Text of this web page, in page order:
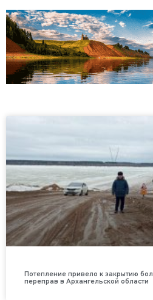
Потепление привело к закрытию
переправ в Архангельской области